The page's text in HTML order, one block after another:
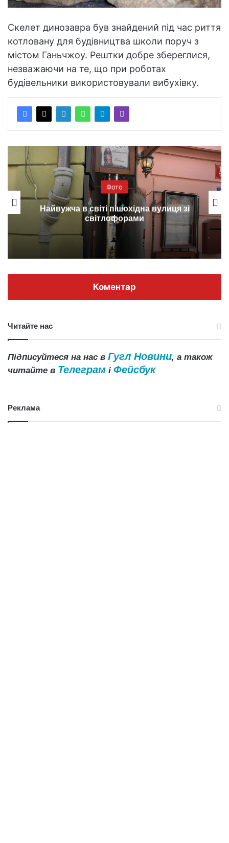
Скелет динозавра був знайдений під час риття
котловану для будівництва школи поруч з
містом Ганьчжоу. Рештки добре збереглися,
незважаючи на те, що при роботах
будівельники використовували вибухівку.
Фото
Найвужча в світі пішохідна вулиця зі
світлофорами
Коментар
Читайте нас
Підписуйтеся на нас в Гугл Новини, а також
читайте в Телеграм і Фейсбук
Реклама